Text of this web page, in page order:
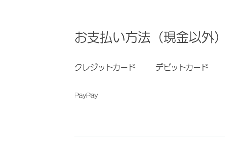
お支払い方法（現金以外）
クレジットカード デビットカード
PayPay